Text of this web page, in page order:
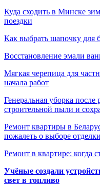
Куда сходить в Минске
поездки
Как выбрать шапочку для
Восстановление эмали
Мягкая черепица для
начала работ
Генеральная уборка после
строительной пыли и
Ремонт квартиры в
пожалеть о выборе отделки
Ремонт в квартире: когда
Учёные создали
свет в топливо